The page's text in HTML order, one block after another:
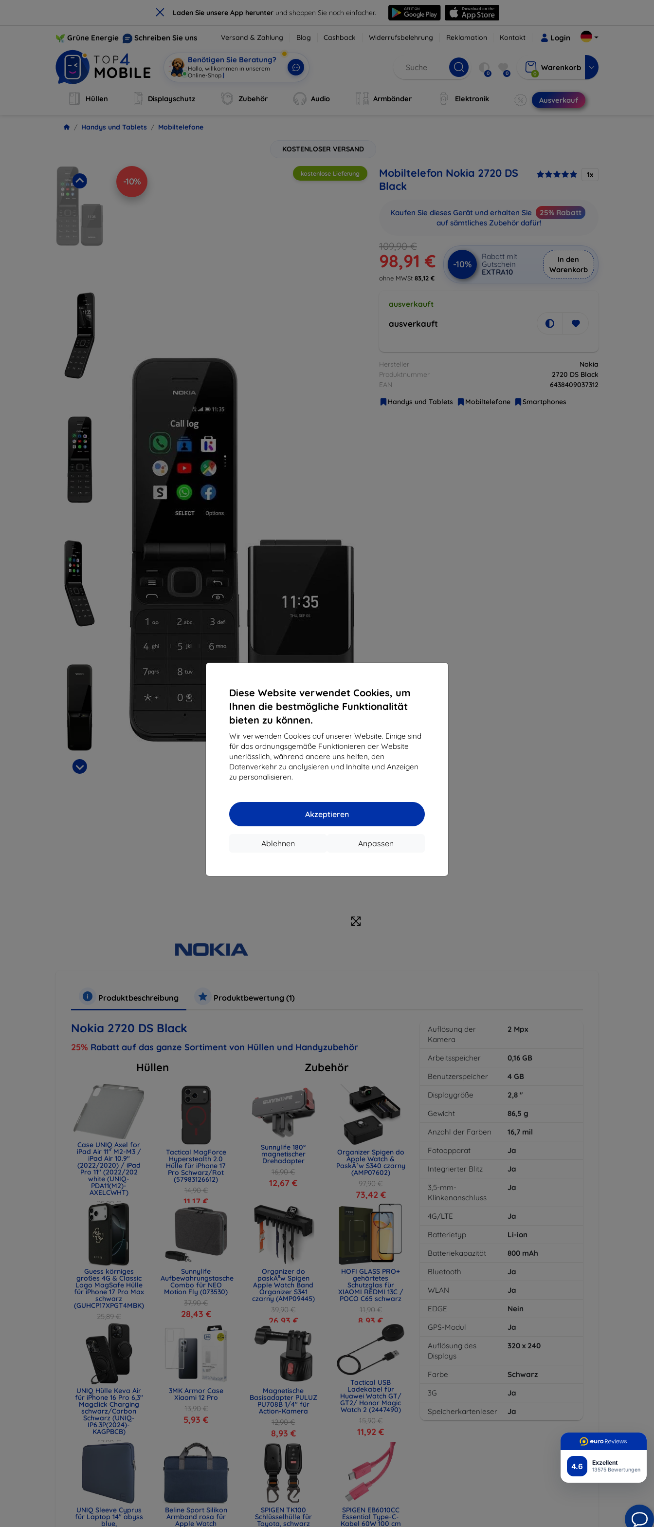
× Laden Sie unsere App herunter und shoppen Sie noch einfacher.
4.6 Exzellent
13575 Bewertungen
Diese Website verwendet Cookies, um
Ihnen die bestmögliche Funktionalität
bieten zu können.
Wir verwenden Cookies auf unserer Website. Einige sind
für das ordnungsgemäße Funktionieren der Website
unerlässlich, während andere uns helfen, den
Datenverkehr zu analysieren und Inhalte und Anzeigen
zu personalisieren.
Akzeptieren
Anpassen
Ablehnen
Grüne Energie Schreiben Sie uns Versand & Zahlung Blog Cashback Widerrufsbelehrung Reklamation Kontakt Login
Benötigen Sie Beratung?
Hallo, willko| 0 0 0
Warenkorb
Hüllen Displayschutz Zubehör Audio Armbänder Elektronik Ausverkauf
Handys und Tablets Mobiltelefone
KOSTENLOSER VERSAND
-10%
kostenlose Lieferung
Mobiltelefon Nokia 2720 DS
Black
1x
Kaufen Sie dieses Gerät und erhalten Sie
25% Rabatt
auf sämtliches Zubehör dafür!
109,90 €
98,91 €
ohne MWSt 83,12 €
-10%
Rabatt mit
Gutschein
EXTRA10
In den
Warenkorb
ausverkauft
ausverkauft
Hersteller
Nokia
Produktnummer
2720 DS Black
EAN
6438409037312
Handys und Tablets
Mobiltelefone Smartphones
Produktbeschreibung Produktbewertung (1)
Nokia 2720 DS Black
25% Rabatt auf das ganze Sortiment von Hüllen und Handyzubehör
Hüllen
Case UNIQ Axel for
iPad Air 11" M2-M3 /
iPad Air 10.9"
(2022/2020) / iPad
Pro 11" (2022/202
white (UNIQ-
PDA11(M2)-
AXELCWHT)
25,89 €
19,42 €
Tactical MagForce
Hyperstealth 2.0
Hülle für iPhone 17
Pro Schwarz/Rot
(57983126612)
14,90 €
11,17 €
Guess körniges
großes 4G & Classic
Logo MagSafe Hülle
für iPhone 17 Pro Max
schwarz
(GUHCP17XPGT4MBK)
25,89 €
19,42 €
Sunnylife
Aufbewahrungstasche
Combo für NEO
Motion Fly (073530)
37,90 €
28,43 €
UNIQ Hülle Keva Air
für iPhone 16 Pro 6,3"
Magclick Charging
schwarz/Carbon
Schwarz (UNIQ-
IP6.3P(2024)-
KAGPBCB)
67,90 €
3MK Armor Case
Xiaomi 12 Pro
13,90 €
5,93 €
UNIQ Sleeve Cyprus
für Laptop 14" abyss
blue,
Beline Sport Silikon
Armband rosa für
Apple Watch
Zubehör
Sunnylife 180°
magnetischer
Drehadapter
16,90 €
12,67 €
Organizer Spigen do
Apple Watch &
PaskÃ³w S340 czarny
(AMP07602)
97,90 €
73,42 €
Organizer do
paskÃ³w Spigen
Apple Watch Band
Organizer S341
czarny (AMP09445)
39,90 €
26,93 €
HOFI GLASS PRO+
gehärtetes
Schutzglas für
XIAOMI REDMI 13C /
POCO C65 schwarz
11,90 €
8,93 €
Magnetische
Basisadapter PULUZ
PU708B 1/4" für
Action-Kamera
12,90 €
8,93 €
Tactical USB
Ladekabel für
Huawei Watch GT/
GT2/ Honor Magic
Watch 2 (2447490)
15,90 €
11,92 €
SPIGEN TK100
Schlüsselhülle für
Toyota, schwarz
SPIGEN EB6010CC
Essential Type-C-
Kabel 60W 100 cm
Auflösung der
Kamera
2 Mpx
Arbeitsspeicher 0,16 GB
Benutzerspeicher
4 GB
Displaygröße
2,8 "
Gewicht
86,5 g
Anzahl der Farben
16,7 mil
Fotoapparat
Ja
Integrierter Blitz
Ja
3,5-mm-
Klinkenanschluss
Ja
4G/LTE
Ja
Batterietyp
Li-ion
Batteriekapazität
800 mAh
Bluetooth
Ja
WLAN
Ja
EDGE
Nein
GPS-Modul
Ja
Auflösung des
Displays
320 x 240
Farbe
Schwarz
3G
Ja
Speicherkartenleser
Ja